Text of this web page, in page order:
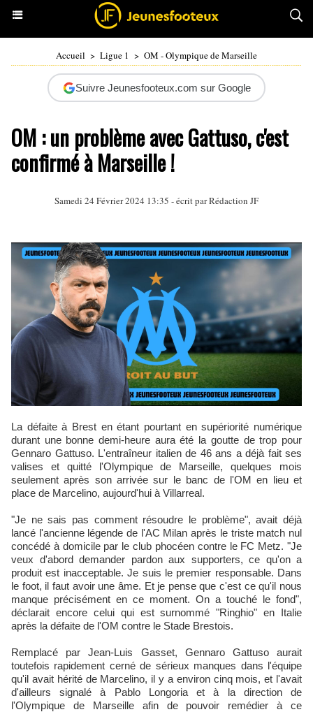
Accueil > Ligue 1 > OM - Olympique de Marseille
Suivre Jeunesfooteux.com sur Google
OM : un problème avec Gattuso, c'est
confirmé à Marseille !
Samedi 24 Février 2024 13:35 - écrit par Rédaction JF
La défaite à Brest en étant pourtant en supériorité numérique
durant une bonne demi-heure aura été la goutte de trop pour
Gennaro Gattuso. L'entraîneur italien de 46 ans a déjà fait ses
valises et quitté l'Olympique de Marseille, quelques mois
seulement après son arrivée sur le banc de l'OM en lieu et
place de Marcelino, aujourd'hui à Villarreal.
"Je ne sais pas comment résoudre le problème", avait déjà
lancé l'ancienne légende de l'AC Milan après le triste match nul
concédé à domicile par le club phocéen contre le FC Metz. "Je
veux d'abord demander pardon aux supporters, ce qu'on a
produit est inacceptable. Je suis le premier responsable. Dans
le foot, il faut avoir une âme. Et je pense que c'est ce qu'il nous
manque précisément en ce moment. On a touché le fond",
déclarait encore celui qui est surnommé "Ringhio" en Italie
après la défaite de l'OM contre le Stade Brestois.
Remplacé par Jean-Luis Gasset, Gennaro Gattuso aurait
toutefois rapidement cerné de sérieux manques dans l'équipe
qu'il avait hérité de Marcelino, il y a environ cinq mois, et l'avait
d'ailleurs signalé à Pablo Longoria et à la direction de
l'Olympique de Marseille afin de pouvoir remédier à ce